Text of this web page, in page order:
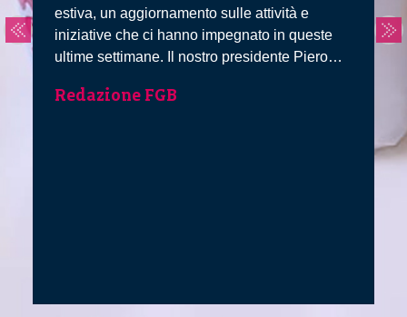
estiva, un aggiornamento sulle attività e
iniziative che ci hanno impegnato in queste
ultime settimane. Il nostro presidente Piero
Redazione FGB